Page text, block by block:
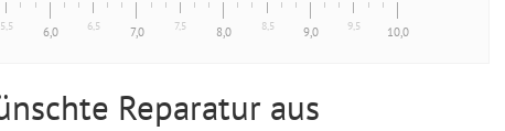
5,5 6,0 6,5 7,0 7,5 8,0 8,5 9,0 9,5 10,0
Reparatur aus